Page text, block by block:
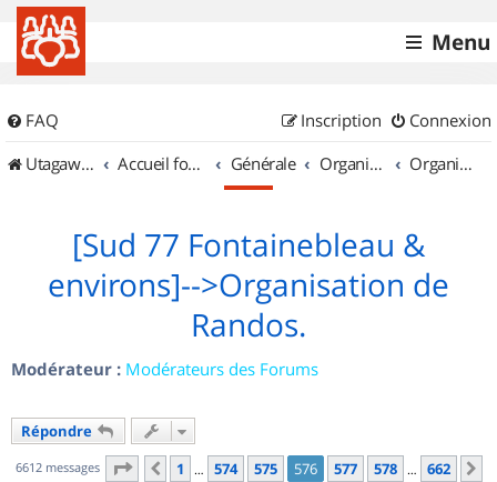
Menu
FAQ Connexion
Inscription
UtagawaVTT (Randos VTT et VTTAE avec traces GPS)
Accueil forum Générale Organisation de sorties & Recherche de partenaires Organisation de sorties en région Île de France
[Sud 77 Fontainebleau &
environs]-->Organisation de
Randos.
Modérateur : Modérateurs des Forums
Répondre
6612 messages Page 576 sur662
Précédent
1 … 574 575 576 577 578 … 662